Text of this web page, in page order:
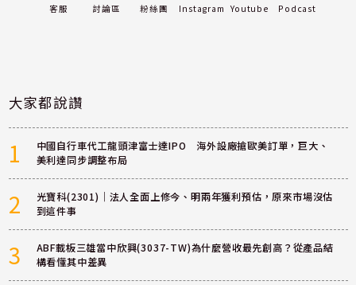
客服 討論區 粉絲團 Instagram Youtube Podcast
大家都說讚
1
中國自行車代工龍頭津富士達IPO 海外設廠搶歐美訂單，巨大、
美利達同步調整布局
2
光寶科(2301)｜法人全面上修今、明兩年獲利預估，原來市場沒估
到這件事
3
ABF載板三雄當中欣興(3037-TW)為什麼營收最先創高？從產品結
構看懂其中差異